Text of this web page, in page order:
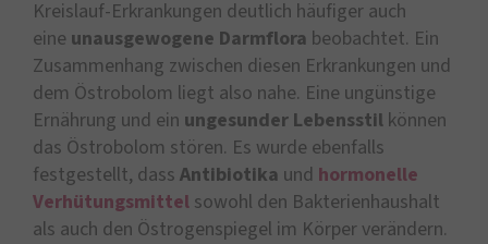
Kreislauf-Erkrankungen deutlich häufiger auch
eine unausgewogene Darmflora beobachtet. Ein
Zusammenhang zwischen diesen Erkrankungen und
dem Östrobolom liegt also nahe. Eine ungünstige
Ernährung und ein ungesunder Lebensstil können
das Östrobolom stören. Es wurde ebenfalls
festgestellt, dass Antibiotika und hormonelle
Verhütungsmittel sowohl den Bakterienhaushalt
als auch den Östrogenspiegel im Körper verändern.